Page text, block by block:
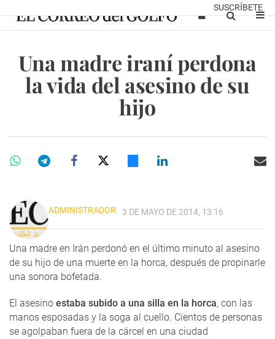
SUSCRÍBETE
Una madre iraní perdona
la vida del asesino de su
hijo
ADMINISTRADOR 3 DE MAYO DE 2014, 13:16
Una madre en Irán perdonó en el último minuto al asesino
de su hijo de una muerte en la horca, después de propinarle
una sonora bofetada.
El asesino estaba subido a una silla en la horca, con las
manos esposadas y la soga al cuello. Cientos de personas
se agolpaban fuera de la cárcel en una ciudad